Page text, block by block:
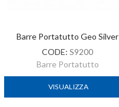
Barre Portatutto Geo Silver
CODE: S9200
Barre Portatutto
VISUALIZZA